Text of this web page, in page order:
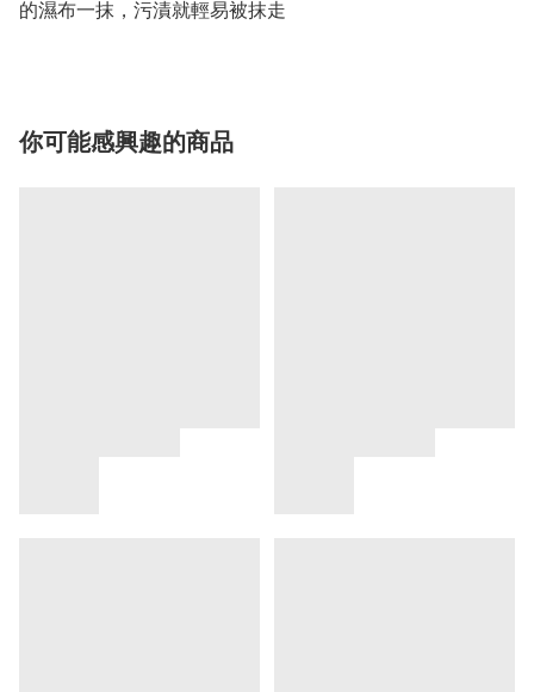
的濕布一抹，污漬就輕易被抹走
你可能感興趣的商品